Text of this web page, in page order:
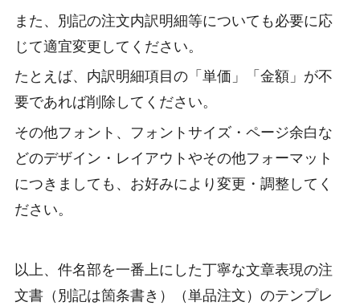
また、別記の注文内訳明細等についても必要に応
じて適宜変更してください。
たとえば、内訳明細項目の「単価」「金額」が不
要であれば削除してください。
その他フォント、フォントサイズ・ページ余白な
どのデザイン・レイアウトやその他フォーマット
につきましても、お好みにより変更・調整してく
ださい。
以上、件名部を一番上にした丁寧な文章表現の注
文書（別記は箇条書き）（単品注文）のテンプレ